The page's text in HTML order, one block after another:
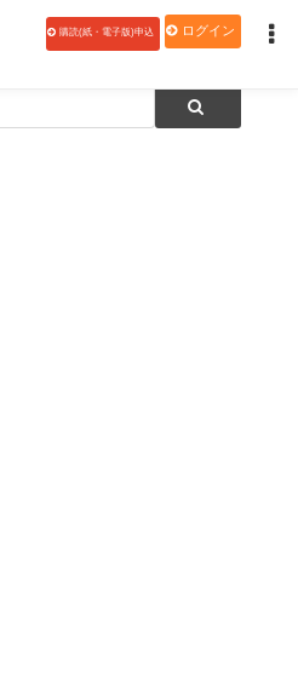
購読(紙・電子版)申込 ログイン